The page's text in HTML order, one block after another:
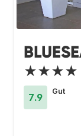
★★★★
7.9
Gut